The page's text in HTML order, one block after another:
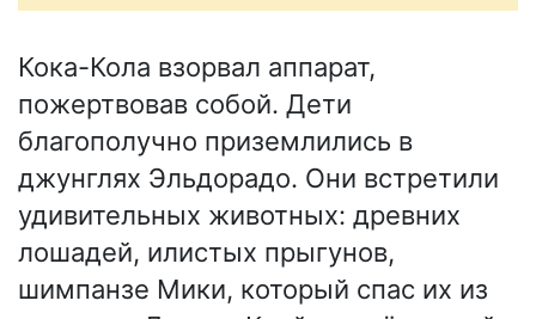
Кока-Кола взорвал аппарат,
пожертвовав собой. Дети
благополучно приземлились в
джунглях Эльдорадо. Они встретили
удивительных животных: древних
лошадей, илистых прыгунов,
шимпанзе Мики, который спас их из